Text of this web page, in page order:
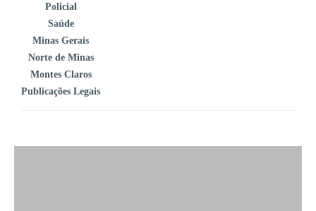
Policial
Saúde
Minas Gerais
Norte de Minas
Montes Claros
Publicações Legais